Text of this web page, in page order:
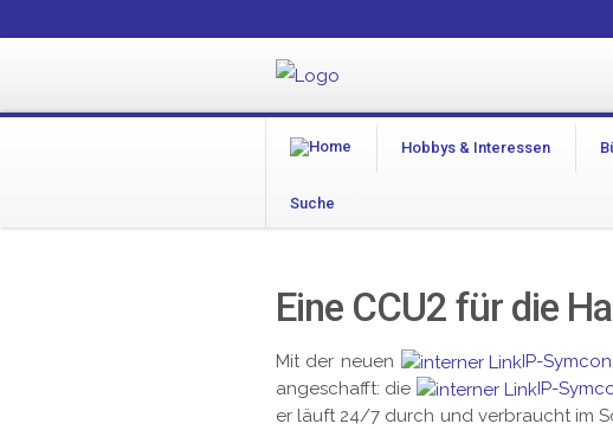
Hobbys & Interessen
Suche
Eine CCU2 für die
Mit der neuen IP-
angeschafft: die
IP-
er läuft 24/7 durch und verbraucht im